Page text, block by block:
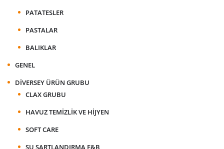
PATATESLER
PASTALAR
BALIKLAR
GENEL
DIVERSEY ÜRÜN GRUBU
CLAX GRUBU
HAVUZ TEMIZLIK VE HIJYEN
SOFT CARE
SU ŞARTLANDIRMA F&B